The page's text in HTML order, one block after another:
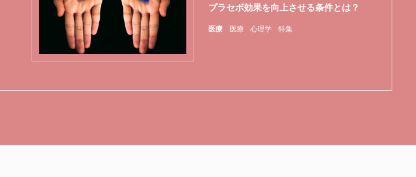
医療 医療 心理学 特集
プラセボ効果を向上させる条件とは？